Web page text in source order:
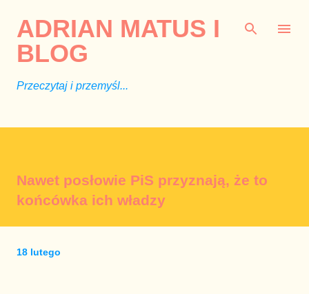
ADRIAN MATUS I
BLOG
Przeczytaj i przemyśl...
Nawet posłowie PiS przyznają, że to
końcówka ich władzy
18 lutego